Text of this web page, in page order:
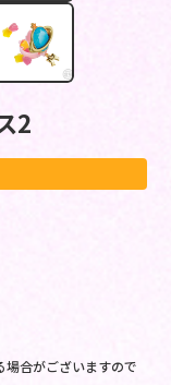
2
合がございますので